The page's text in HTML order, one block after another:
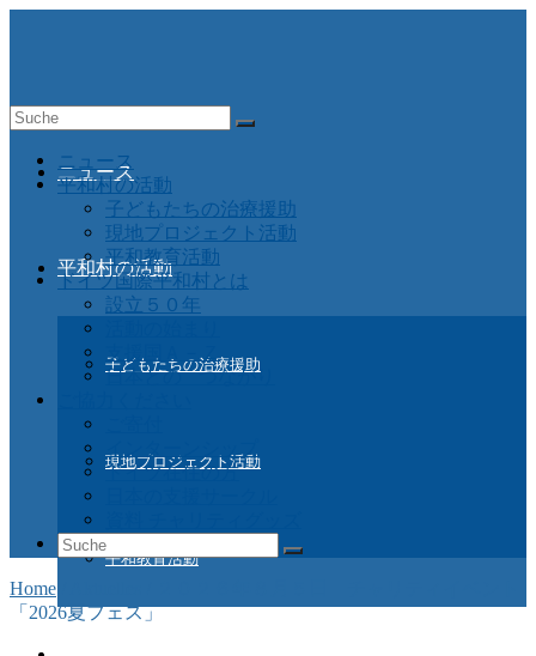
ニュース
平和村の活動
子どもたちの治療援助
現地プロジェクト活動
平和教育活動
Suche
ニュース
平和村の活動
子どもたちの治療援助
現地プロジェクト活動
平和教育活動
ドイツ国際平和村とは
設立５０年
支援国Ａ－Ｚ
日本との つながり
インターンシップ
ドイツ在住の方
Suche
nach:
Home
「2026夏フェス」